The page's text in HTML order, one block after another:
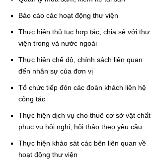
Báo cáo các hoạt động thư viện
Thực hiện thủ tục hợp tác, chia sẻ với thư
viện trong và nước ngoài
Thực hiện chế độ, chính sách liên quan
đến nhân sự của đơn vị
Tổ chức tiếp đón các đoàn khách liên hệ
công tác
Thực hiện dịch vụ cho thuê cơ sở vật chất
phục vụ hội nghị, hội thảo theo yêu cầu
Thực hiện khảo sát các bên liên quan về
hoạt động thư viện